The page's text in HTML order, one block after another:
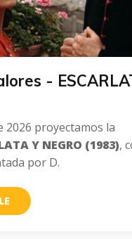
-
2026 proyectamos la
Y NEGRO (1983),
por D.